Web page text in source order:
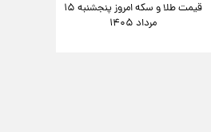
قیمت طلا و سکه امروز پنجشنبه ۱۵
مرداد ۱۴۰۵